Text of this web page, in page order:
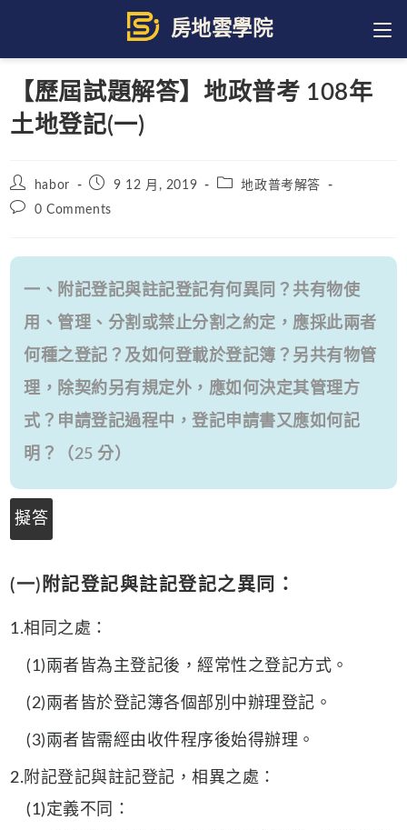
content
【歷屆試題解答】地政普考 108年
土地登記(一)
Post
author:
habor
Post9 12 月, 2019
Post地政普考解答
Post0 Comments
一、附記登記與註記登記有何異同？共有物使
用、管理、分割或禁止分割之約定，應採此兩者
何種之登記？及如何登載於登記簿？另共有物管
理，除契約另有規定外，應如何決定其管理方
式？申請登記過程中，登記申請書又應如何記
明？（25 分）
擬答
(一)附記登記與註記登記之異同：
1.相同之處：
(1)兩者皆為主登記後，經常性之登記方式。
(2)兩者皆於登記簿各個部別中辦理登記。
(3)兩者皆需經由收件程序後始得辦理。
2.附記登記與註記登記，相異之處：
(1)定義不同：